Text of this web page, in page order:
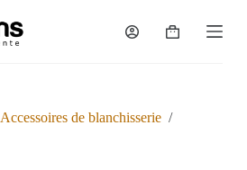
Accessoires de blanchisserie /